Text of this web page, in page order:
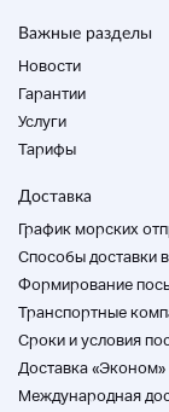
Обратите
Если вы не
после
Если в
удобства
Обратите
(разные
разрывы
Важные разделы
Новости
Гарантии
Услуги
Тарифы
Доставка
График морских
Способы доставки
Формирование
Транспортные
Cроки и условия
Доставка «Эконом»
Международная